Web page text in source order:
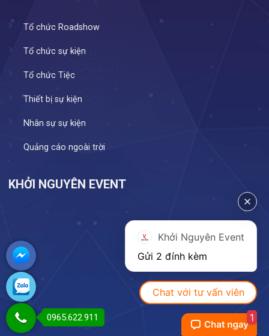
Tổ chức Roadshow
Tổ chức sự kiện
Tổ chức Tiệc
Thiết bị sự kiện
Nhân sự sự kiện
Quảng cáo ngoài trời
KHỞI NGUYÊN EVENT
0965.622.911
Khởi Nguyên Event
Gửi 2 đính kèm
Chat với tư vấn viên
1